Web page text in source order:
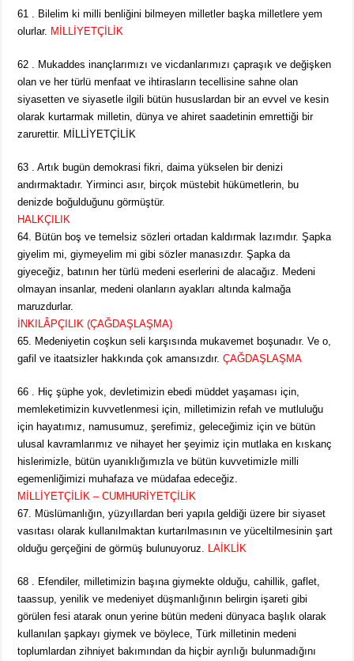
61 . Bilelim ki milli benliğini bilmeyen milletler başka milletlere yem
olurlar. MİLLİYETÇİLİK
62 . Mukaddes inançlarımızı ve vicdanlarımızı çapraşık ve değişken
olan ve her türlü menfaat ve ihtirasların tecellisine sahne olan
siyasetten ve siyasetle ilgili bütün hususlardan bir an evvel ve kesin
olarak kurtarmak milletin, dünya ve ahiret saadetinin emrettiği bir
zarurettir. MİLLİYETÇİLİK
63 . Artık bugün demokrasi fikri, daima yükselen bir denizi
andırmaktadır. Yirminci asır, birçok müstebit hükümetlerin, bu
denizde boğulduğunu görmüştür.
HALKÇILIK
64. Bütün boş ve temelsiz sözleri ortadan kaldırmak lazımdır. Şapka
giyelim mi, giymeyelim mi gibi sözler manasızdır. Şapka da
giyeceğiz, batının her türlü medeni eserlerini de alacağız. Medeni
olmayan insanlar, medeni olanların ayakları altında kalmağa
maruzdurlar.
İNKILÂPÇILIK (ÇAĞDAŞLAŞMA)
65. Medeniyetin coşkun seli karşısında mukavemet boşunadır. Ve o,
gafil ve itaatsizler hakkında çok amansızdır.ÇAĞDAŞLAŞMA
66 . Hiç şüphe yok, devletimizin ebedi müddet yaşaması için,
memleketimizin kuvvetlenmesi için, milletimizin refah ve mutluluğu
için hayatımız, namusumuz, şerefimiz, geleceğimiz için ve bütün
ulusal kavramlarımız ve nihayet her şeyimiz için mutlaka en kıskanç
hislerimizle, bütün uyanıklığımızla ve bütün kuvvetimizle milli
egemenliğimizi muhafaza ve müdafaa edeceğiz.
MİLLİYETÇİLİK – CUMHURİYETÇİLİK
67. Müslümanlığın, yüzyıllardan beri yapıla geldiği üzere bir siyaset
vasıtası olarak kullanılmaktan kurtarılmasının ve yüceltilmesinin şart
olduğu gerçeğini de görmüş bulunuyoruz.
LAİKLİK
68 . Efendiler, milletimizin başına giymekte olduğu, cahillik, gaflet,
taassup, yenilik ve medeniyet düşmanlığının belirgin işareti gibi
görülen fesi atarak onun yerine bütün medeni dünyaca başlık olarak
kullanılan şapkayı giymek ve böylece, Türk milletinin medeni
toplumlardan zihniyet bakımından da hiçbir ayrılığı bulunmadığını